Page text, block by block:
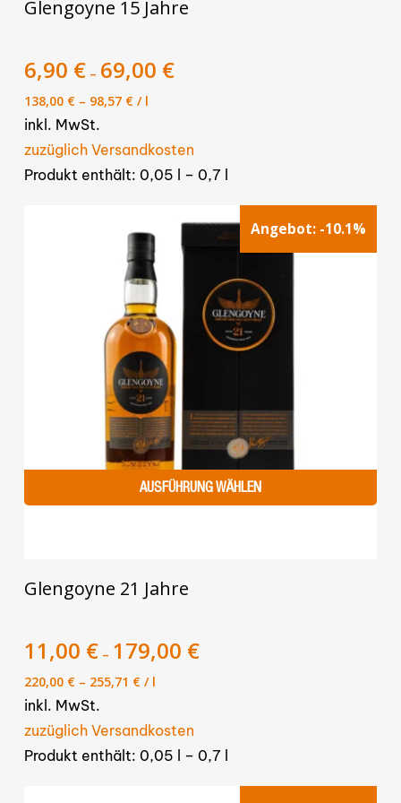
Produkt
mehrere
auf.
Die
Optionen
Glengoyne 15 Jahre
6,90 € – 69,00 €
138,00 €– 98,57 €/ l
inkl. MwSt.
zuzüglich Versandkosten
Produkt enthält: 0,05
– 0,7
Angebot: -10.1%
AUSFÜHRUNG WÄHLEN
Produkt
mehrere
auf.
Die
Optionen
Glengoyne 21 Jahre
11,00 € – 179,00 €
220,00 €– 255,71 €/ l
inkl. MwSt.
zuzüglich Versandkosten
Produkt enthält: 0,05 l – 0,7 l